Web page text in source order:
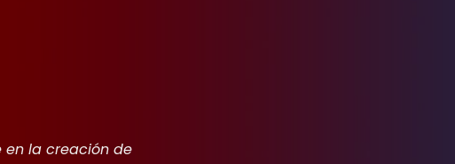
en la creación de